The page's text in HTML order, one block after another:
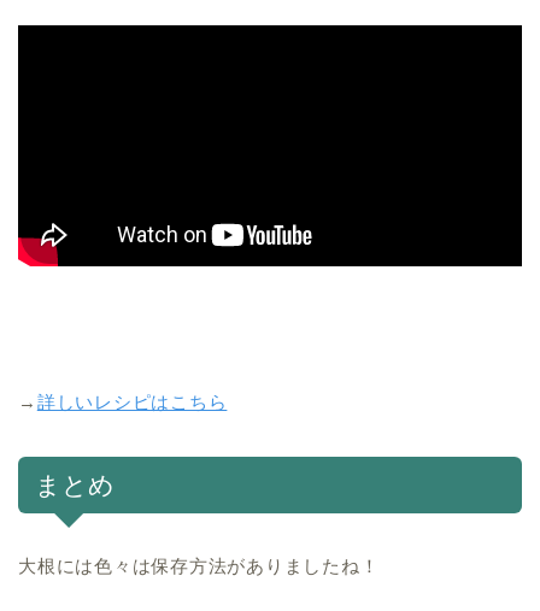
→ 詳しいレシピはこちら
まとめ
大根には色々は保存方法がありましたね！